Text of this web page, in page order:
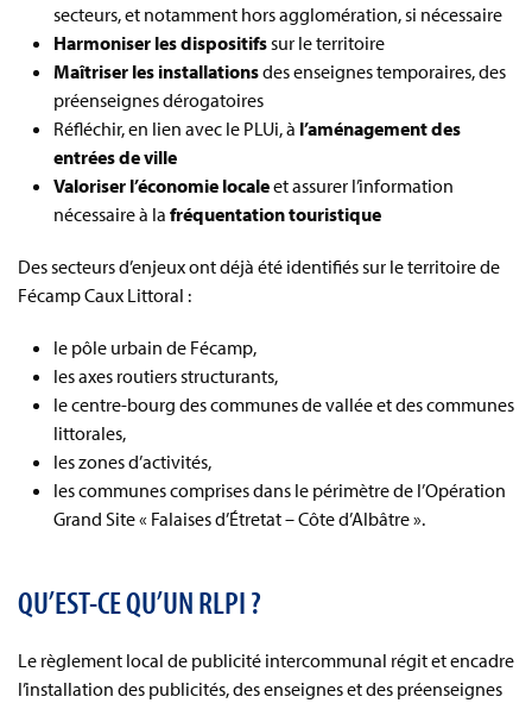
secteurs, et notamment hors agglomération, si nécessaire
Harmoniser les dispositifs sur le territoire
Maîtriser les installationsdes enseignes temporaires, des
préenseignes dérogatoires
Réfléchir, en lien avec le PLUi, à l’aménagement des
entrées de ville
Valoriser l’économie localeet assurer l’information
nécessaire à la fréquentation touristique
Des secteurs d’enjeux ont déjà été identifiés sur le territoire de
Fécamp Caux Littoral :
le pôle urbain de Fécamp,
les axes routiers structurants,
le centre-bourg des communes de vallée et des communes
littorales,
les zones d’activités,
les communes comprises dans le périmètre de l’Opération
Grand Site « Falaises d’Étretat – Côte d’Albâtre ».
QU’EST-CE QU’UN RLPI ?
Le règlement local de publicité intercommunal régit et encadre
l’installation des publicités, des enseignes et des préenseignes